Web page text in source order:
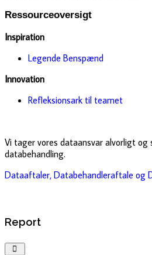
Ressourceoversigt
Inspiration
Legende Benspænd
Innovation
Refleksionsark til teamet
Vi tager vores dataansvar alvorligt
databehandling.
Dataaftaler, Databehandleraftale og
Report